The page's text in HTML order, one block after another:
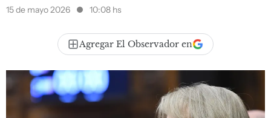
15 de mayo 2026 10:08 hs
Agregar El Observador en